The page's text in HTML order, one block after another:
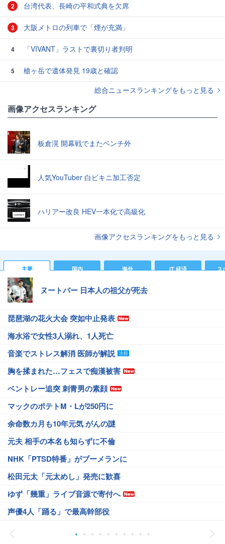
2 台湾代表、長崎の平和式典を欠席
3 大阪メトロの列車で「煙が充満」
4 「VIVANT」ラストで裏切り者判明
5
槍ヶ岳で遺体発見 19歳と確認
総合ニュースランキングをもっと見る
画像アクセスランキング
板倉滉 開幕戦でまたベンチ外
人気YouTuber 白ビキニ加工否定
ハリアー改良 HEV一本化で高級化
画像アクセスランキングをもっと見る
主要 国内 海外 IT 経済 ス
ヌートバー 日本人の祖父が死去
琵琶湖の花火大会 突如中止発表
海水浴で女性3人溺れ、1人死亡
音楽でストレス解消 医師が解説
胸を揉まれた…フェスで痴漢被害
ベントレー追突 刺青男の素顔
マックのポテトM・Lが250円に
余命数カ月も10年元気 がんの謎
元夫 相手の本名も知らずに不倫
NHK「PTSD特番」がブーメランに
松田元太「元太めし」発売に歓喜
ゆず「幾重」ライブ音源で寄付へ
声優4人「踊る」で最高幹部役